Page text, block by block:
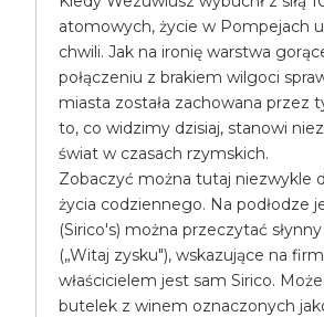
atomowych, życie w Pompejach
chwili. Jak na ironię warstwa
połączeniu z brakiem wilgoci
miasta została zachowana przez
to, co widzimy dzisiaj, stanowi
świat w czasach rzymskich.
Zobaczyć można tutaj niezwykle
życia codziennego. Na podłodze
(Sirico's) można przeczytać
(„Witaj zysku"), wskazujące na
właścicielem jest sam Sirico.
butelek z winem oznaczonych